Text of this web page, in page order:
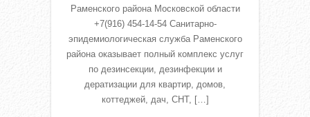
Раменского района Московской области
+7(916) 454-14-54 Санитарно-
эпидемиологическая служба Раменского
района оказывает полный комплекс услуг
по дезинсекции, дезинфекции и
дератизации для квартир, домов,
коттеджей, дач, СНТ, […]